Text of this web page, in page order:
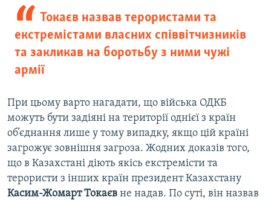
Токаєв назвав терористами та
екстремістами власних співвітчизників
та закликав на боротьбу з ними чужі
армії
При цьому варто нагадати, що війська ОДКБ
можуть бути задіяні на території однієї з країн
об’єднання лише у тому випадку, якщо цій країні
загрожує зовнішня загроза. Жодних доказів того,
що в Казахстані діють якісь екстремісти та
терористи з інших країн президент Казахстану
Касим-ЖомартТокаєв не надав. По суті, він назвав